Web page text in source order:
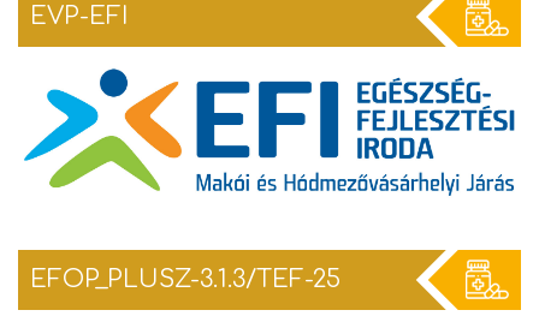
EVP-EFI
EFOP_PLUSZ-3.1.3/TEF-25